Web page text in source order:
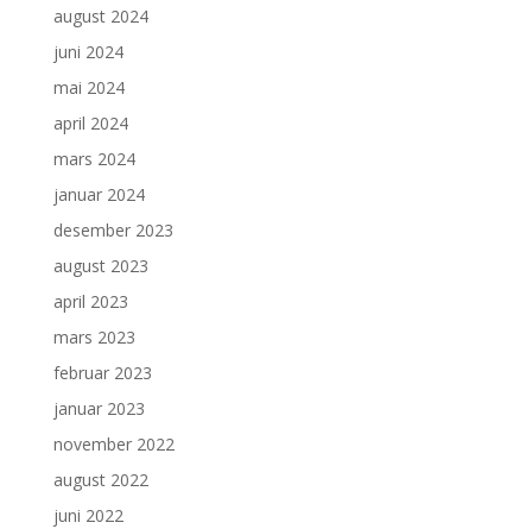
august 2024
juni 2024
mai 2024
april 2024
mars 2024
januar 2024
desember 2023
august 2023
april 2023
mars 2023
februar 2023
januar 2023
november 2022
august 2022
juni 2022